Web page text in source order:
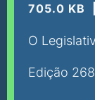
705.0 KB
O
Edição